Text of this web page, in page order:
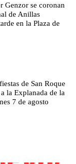
Genzor se coronan
de Anillas
en la Plaza de
de San Roque
la Explanada de la
7 de agosto